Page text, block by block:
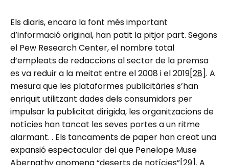
Els diaris, encara la font més important
d’informació original, han patit la pitjor part. Segons
el Pew Research Center, el nombre total
d’empleats de redaccions al sector de la premsa
es va reduir a la meitat entre el 2008 i el 2019[28]. A
mesura que les plataformes publicitàries s’han
enriquit utilitzant dades dels consumidors per
impulsar la publicitat dirigida, les organitzacions de
notícies han tancat les seves portes a un ritme
alarmant. . Els tancaments de paper han creat una
expansió espectacular del que Penelope Muse